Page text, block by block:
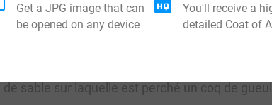
sable sur laquelle est perché un coq de
Get a JPG image that can
be opened on any device
You'll receive a
detailed Coat of